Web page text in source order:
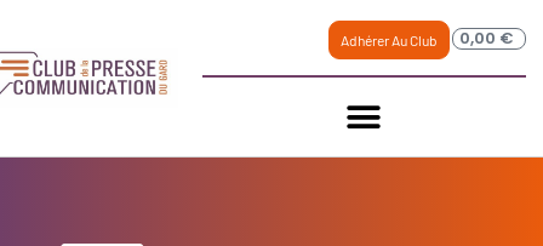
Adhérer Au Club 0,00 €